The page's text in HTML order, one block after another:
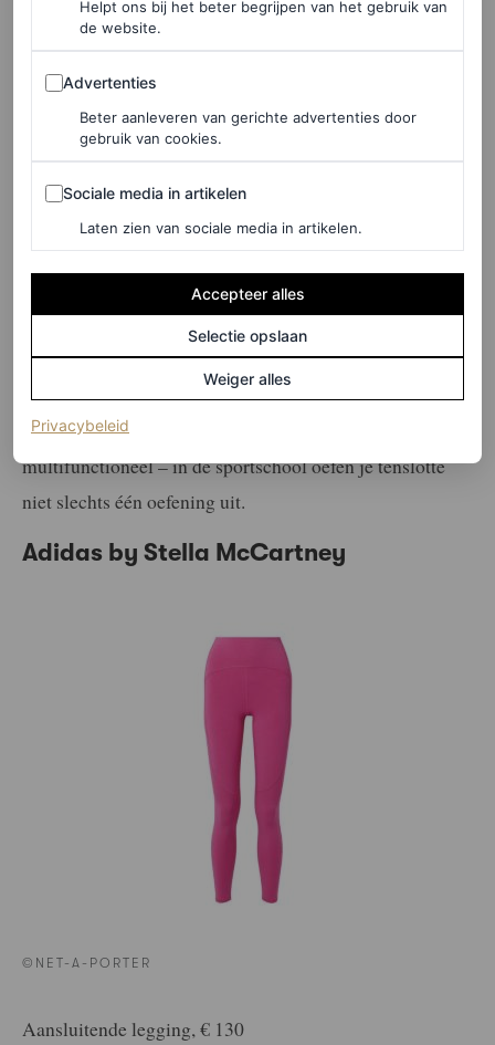
Paarse sportlegging zonder zakken, € 130
HIER TE KOOP
Sportleggings voor fitness
Belangrijk tijdens het fitnessen? Een sportlegging moet
squat-proofzijn. En natuurlijk flexibel en
multifunctioneel – in de sportschool oefen je tenslotte
niet slechts één oefening uit.
Adidas by Stella McCartney
©NET-A-PORTER
Aansluitende legging, € 130
Helpt ons bij het beter begrijpen van het gebruik van
de website.
Advertenties
Advertenties
Beter aanleveren van gerichte advertenties door
gebruik van cookies.
Sociale media in artikelen
Sociale media in artikelen
Laten zien van sociale media in artikelen.
Accepteer alles
Selectie opslaan
Weiger alles
Privacybeleid